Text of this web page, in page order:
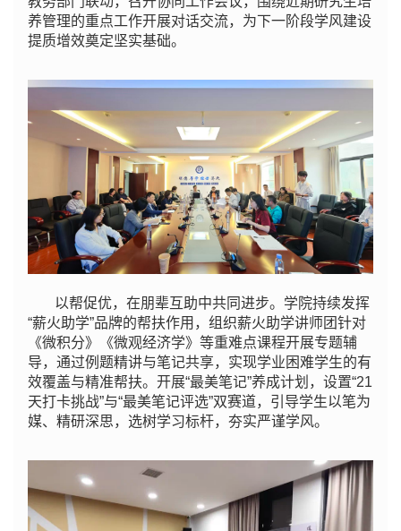
养管理的重点工作开展对话交流，为下一阶段学风建设
提质增效奠定坚实基础。
以帮促优，在朋辈互助中共同进步。学院持续发挥
“薪火助学”品牌的帮扶作用，组织薪火助学讲师团针对
《微积分》《微观经济学》等重难点课程开展专题辅
导，通过例题精讲与笔记共享，实现学业困难学生的有
效覆盖与精准帮扶。开展“最美笔记”养成计划，设置“21
天打卡挑战”与“最美笔记评选”双赛道，引导学生以笔为
媒、精研深思，选树学习标杆，夯实严谨学风。